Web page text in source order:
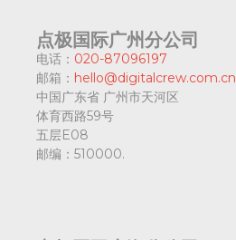
点极国际广州分公司
电话： 020-87096197
邮箱： hello@digitalcrew.com.cn
中国广东省 广州市天河区
体育西路59号
五层E08
邮编： 510000.